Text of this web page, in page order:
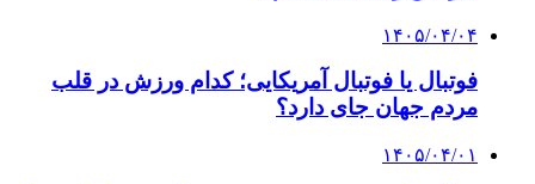
۱۴۰۵/۰۴/۰۴
فوتبال یا فوتبال آمریکایی؛ کدام ورزش در قلب
مردم جهان جای دارد؟
۱۴۰۵/۰۴/۰۱